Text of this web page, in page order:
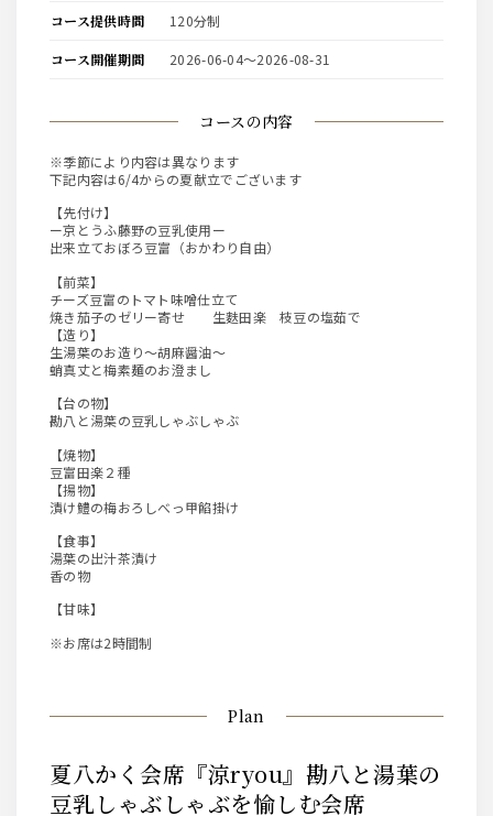
コースの内容
※季節により内容は異なります
下記内容は6/4からの夏献立でございます
【先付け】
ー京とうふ藤野の豆乳使用ー
出来立ておぼろ豆富（おかわり自由）
【前菜】
チーズ豆富のトマト味噌仕立て
焼き茄子のゼリー寄せ 生麩田楽 枝豆の塩茹で
【造り】
生湯葉のお造り～胡麻醤油～
蛸真丈と梅素麺のお澄まし
【台の物】
勘八と湯葉の豆乳しゃぶしゃぶ
【焼物】
豆富田楽２種
【揚物】
漬け鱧の梅おろしべっ甲餡掛け
【食事】
湯葉の出汁茶漬け
香の物
【甘味】
※お席は2時間制
コース提供時間 120分制
コース開催期間 2026-06-04〜2026-08-31
Plan
夏八かく会席『涼ryou』勘八と湯葉の
豆乳しゃぶしゃぶを愉しむ会席